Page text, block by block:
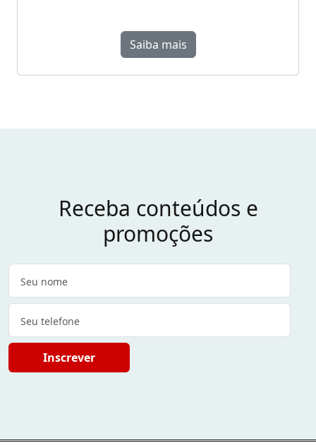
Saiba mais
Receba conteúdos e
promoções
Inscrever